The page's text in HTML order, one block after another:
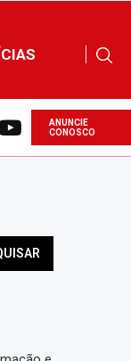
ANUNCIE
CONOSCO